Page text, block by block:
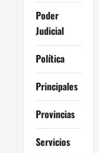
Poder
Judicial
Política
Principales
Provincias
Servicios